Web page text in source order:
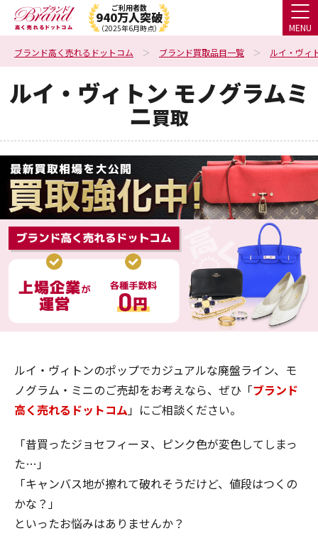
ご利用者数
940万人突破
（2025年6月時点） MENU
ブランド高く売れるドットコム ブランド買取品目一覧 ルイ・ヴィ
ルイ・ヴィトン モノグラムミ
ニ買取
ルイ・ヴィトンのポップでカジュアルな廃盤ライン、モ
ノグラム・ミニのご売却をお考えなら、ぜひ「ブランド
高く売れるドットコム」にご相談ください。
「昔買ったジョセフィーヌ、ピンク色が変色してしまっ
た…」
「キャンバス地が擦れて破れそうだけど、値段はつくの
かな？」
といったお悩みはありませんか？